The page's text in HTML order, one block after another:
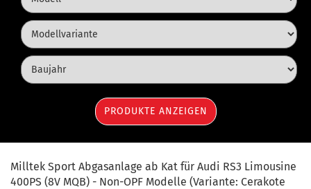
Milltek Sport Abgasanlage ab Kat für Audi RS3 Limousine
400PS (8V MQB) - Non-OPF Modelle (Variante: Cerakote